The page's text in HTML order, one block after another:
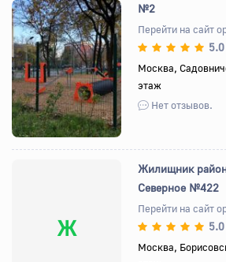
Назад Вперед
№2
Перейти на сайт
5.0
Москва,
этаж
Нет отзывов.
Ж
Жилищник
Северное №422
Перейти на сайт
5.0
Москва,